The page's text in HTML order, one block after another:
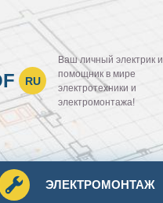
RU
Ваш личный электрик и
помощник в мире
электротехники и
электромонтажа!
ЭЛЕКТРОМОНТАЖ